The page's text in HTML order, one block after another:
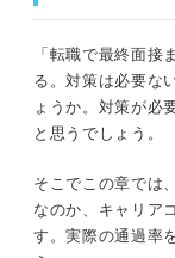
就活
人の
せて
転職の
考を
「転職で最終面接
る。対策は必要な
ょうか。対策が必
と思うでしょう。
そこでこの章では
なのか、キャリア
す。実際の通過率
準備以外の対
のコツ
退職理由と志望
自分を採用す